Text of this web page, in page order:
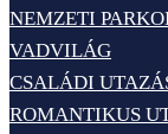
NEMZETI
VADVILÁG
CSALÁDI
ROMANTIKUS